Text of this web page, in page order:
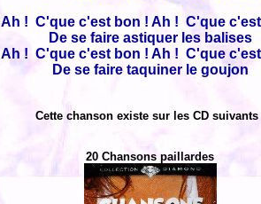
Ah ! C'que c'est bon ! Ah ! C'que
De se faire astiquer les balises
Ah ! C'que c'est bon ! Ah ! C'que
De se faire taquiner le goujon
Cette chanson existe sur les CD suivants
20 Chansons paillardes